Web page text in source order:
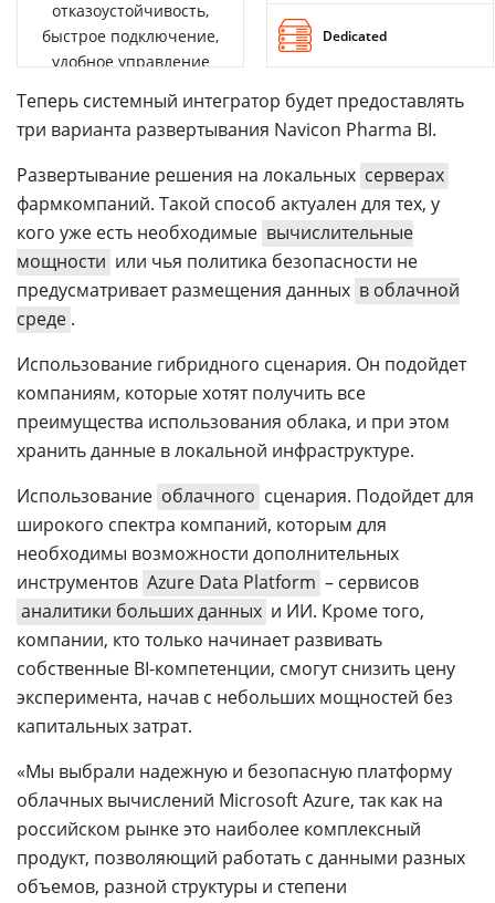
отказоустойчивость,
быстрое подключение,
удобное управление
Dedicated
Теперь системный интегратор будет предоставлять
три варианта развертывания Navicon Pharma BI.
Развертывание решения на локальных серверах
фармкомпаний. Такой способ актуален для тех, у
кого уже есть необходимые вычислительные
мощности или чья политика безопасности не
предусматривает размещения данных в облачной
среде .
Использование гибридного сценария. Он подойдет
компаниям, которые хотят получить все
преимущества использования облака, и при этом
хранить данные в локальной инфраструктуре.
Использование облачного сценария. Подойдет для
широкого спектра компаний, которым для
необходимы возможности дополнительных
инструментов Azure Data Platform – сервисов
аналитики больших данных и ИИ. Кроме того,
компании, кто только начинает развивать
собственные BI-компетенции, смогут снизить цену
эксперимента, начав с небольших мощностей без
капитальных затрат.
«Мы выбрали надежную и безопасную платформу
облачных вычислений Microsoft Azure, так как на
российском рынке это наиболее комплексный
продукт, позволяющий работать с данными разных
объемов, разной структуры и степени